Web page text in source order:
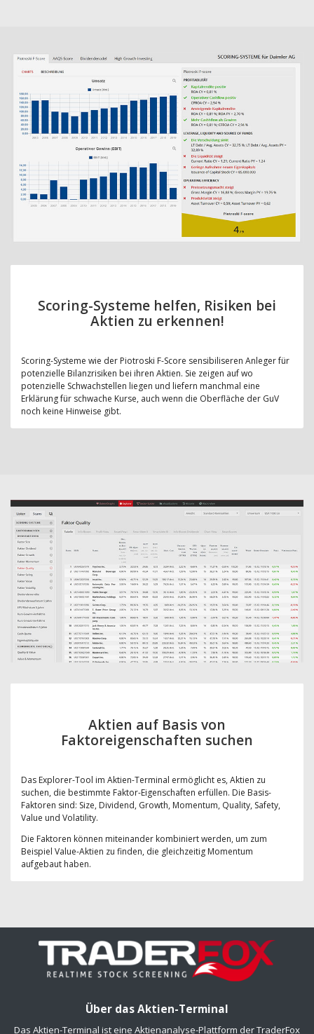
Scoring-Systeme helfen, Risiken bei
Aktien zu erkennen!
Scoring-Systeme wie der Piotroski F-Score sensibiliseren Anleger für
potenzielle Bilanzrisiken bei ihren Aktien. Sie zeigen auf wo
potenzielle Schwachstellen liegen und liefern manchmal eine
Erklärung für schwache Kurse, auch wenn die Oberfläche der GuV
noch keine Hinweise gibt.
Aktien auf Basis von
Faktoreigenschaften suchen
Das Explorer-Tool im Aktien-Terminal ermöglicht es, Aktien zu
suchen, die bestimmte Faktor-Eigenschaften erfüllen. Die Basis-
Faktoren sind: Size, Dividend, Growth, Momentum, Quality, Safety,
Value und Volatility.
Die Faktoren können miteinander kombiniert werden, um zum
Beispiel Value-Aktien zu finden, die gleichzeitig Momentum
aufgebaut haben.
Über das Aktien-Terminal
Das Aktien-Terminal ist eine Aktienanalyse-Plattform der TraderFox